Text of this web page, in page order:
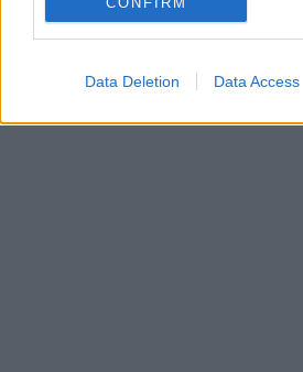
Data Deletion Data Access